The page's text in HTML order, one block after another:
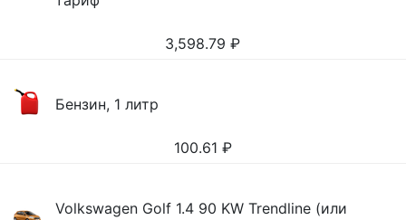
3,598.79 ₽
Бензин, 1 литр
100.61 ₽
Volkswagen Golf 1.4 90 KW Trendline (или